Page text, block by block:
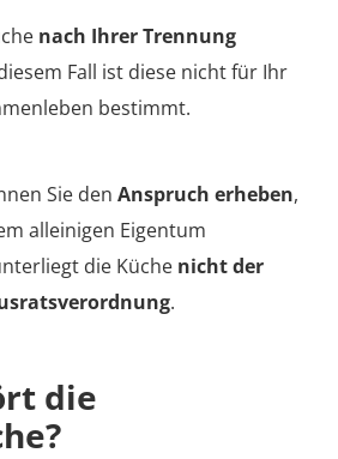
nach Ihrer Trennung
Fall ist diese nicht für Ihr
bestimmt.
Sie den Anspruch erheben,
alleinigen Eigentum
die Küche nicht der
.
die